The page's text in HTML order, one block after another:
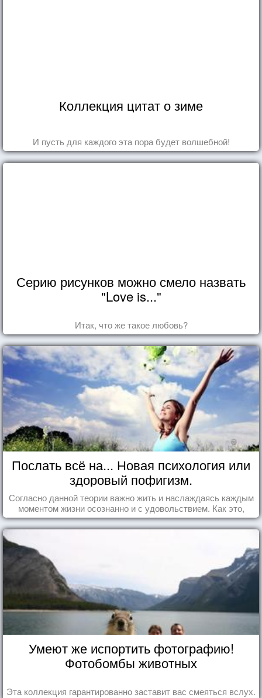
Коллекция цитат о зиме
И пусть для каждого эта пора будет волшебной!
Серию рисунков можно смело назвать
"Love is..."
Итак, что же такое любовь?
Послать всё на... Новая психология или
здоровый пофигизм.
Согласно данной теории важно жить и наслаждаясь каждым
моментом жизни осознанно и с удовольствием. Как это,
попробуем разобраться на реальных примерах.
Умеют же испортить фотографию!
Фотобомбы животных
Эта коллекция гарантированно заставит вас смеяться вслух.